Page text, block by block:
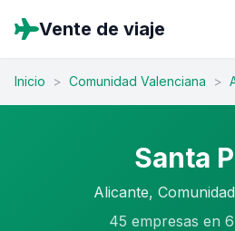
Vente de viaje
Inicio > Comunidad Valenciana >
Santa
Alicante,
45 empresas en